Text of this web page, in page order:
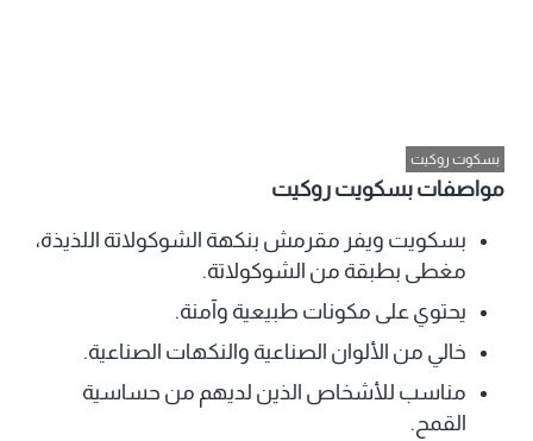
بسكوت روكيت
مواصفات بسكويت روكيت
بسكويت ويفر مقرمش بنكهة الشوكولاتة اللذيذة،
مغطى بطبقة من الشوكولاتة.
يحتوي على مكونات طبيعية وآمنة.
خالي من الألوان الصناعية والنكهات الصناعية.
مناسب للأشخاص الذين لديهم من حساسية
القمح.